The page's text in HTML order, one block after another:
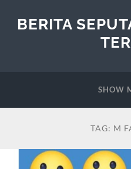
BERITA
SHOW
TAG: M